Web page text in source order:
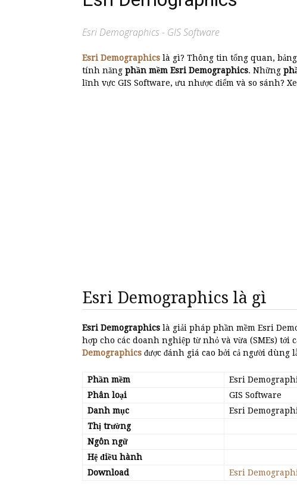
Esri Demographics - GIS Software
Esri Demographics là gì? Thông tin tổng quan,
tính năng phần mềm Esri Demographics. Những
lĩnh vực GIS Software, ưu nhược điểm và so sánh?
Esri Demographics là gì
Esri Demographics là giải pháp phần mềm Esri
hợp cho các doanh nghiệp từ nhỏ và vừa (SMEs) tới
Demographics được đánh giá cao bởi cả người
Phần mềm Esri
Phân loại
GIS Software
Danh mục
Esri
Thị trường
Ngôn ngữ
Hệ điều hành
Download
Esri